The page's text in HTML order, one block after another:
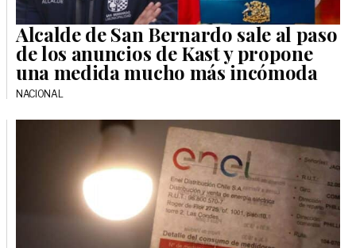
Alcalde de San Bernardo sale al paso
de los anuncios de Kast y propone
una medida mucho más incómoda
NACIONAL